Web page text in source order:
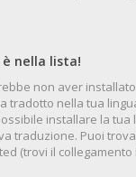
nella lista!
non aver
tradotto nella tua
installare la tua
traduzione. Puoi
(trovi il